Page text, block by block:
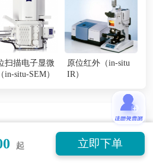
起 立即下单
扫描电子显微
in-situ-SEM）
原位红外（in-situ
IR）
表面分析方法，提供的是样
态，一般，其信息深度约为1